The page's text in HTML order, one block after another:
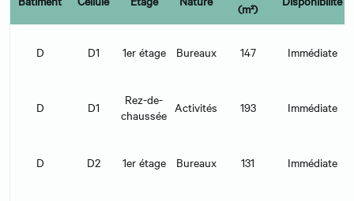
(m²)
D D1 1er étage Bureaux 147 Immédiate
D D1
Rez-de-
chaussée Activités 193 Immédiate
D D2 1er étage Bureaux 131 Immédiate